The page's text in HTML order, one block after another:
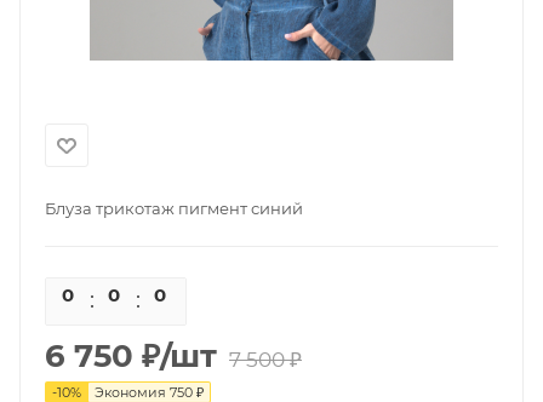
Блуза трикотаж пигмент синий
0 0 0
6 750 ₽/шт 7 500₽
-10% Экономия 750 ₽